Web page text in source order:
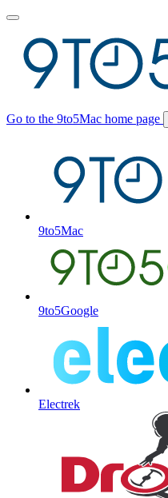
Toggle
menu
Go to the 9to5Mac home page
9to5Mac
9to5Google
Electrek